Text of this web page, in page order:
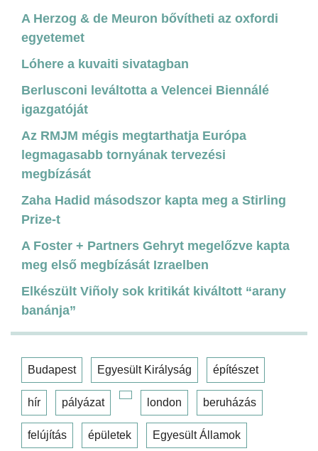
A Herzog & de Meuron bővítheti az oxfordi
egyetemet
Lóhere a kuvaiti sivatagban
Berlusconi leváltotta a Velencei Biennálé
igazgatóját
Az RMJM mégis megtarthatja Európa
legmagasabb tornyának tervezési
megbízását
Zaha Hadid másodszor kapta meg a Stirling
Prize-t
A Foster + Partners Gehryt megelőzve kapta
meg első megbízását Izraelben
Elkészült Viñoly sok kritikát kiváltott “arany
banánja”
Budapest Egyesült Királyság építészet
hír pályázat london beruházás
felújítás épületek Egyesült Államok